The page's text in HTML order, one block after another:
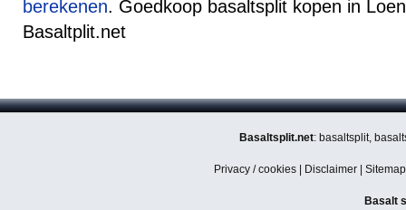
berekenen. Goedkoop basaltsplit kopen in
Basaltplit.net
Basaltsplit.net: basaltsplit,
Privacy / cookies Disclaimer Sitemap
Basalt